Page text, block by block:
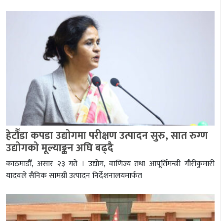
हेटौँडा कपडा उद्योगमा परीक्षण उत्पादन सुरु, सात रुग्ण
उद्योगको मूल्याङ्कन अघि बढ्दै
काठमाडौँ, असार २३ गते । उद्योग, वाणिज्य तथा आपूर्तिमन्त्री गौरीकुमारी
यादवले सैनिक सामग्री उत्पादन निर्देशनालयमार्फत